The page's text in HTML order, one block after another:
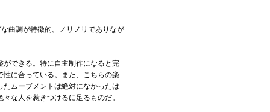
曲調が特徴的。ノリノリでありなが
ができる。特に自主制作になると完
に合っている。また、こちらの楽
ムーブメントは絶対になかったは
な人を惹きつけるに足るものだ。